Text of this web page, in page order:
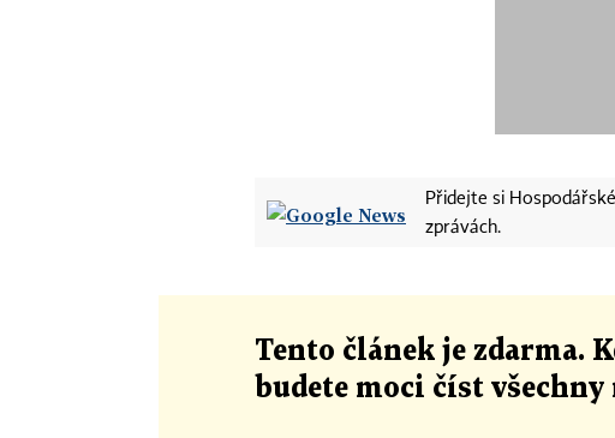
Přidejte si
zprávách.
Tento článek je zdarma.
budete moci číst všechny